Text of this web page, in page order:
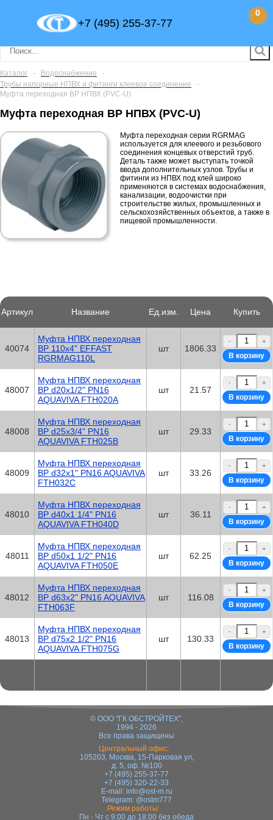
+7 (495) 255-37-77
0
Каталог - Водоснабжение
-
Трубы напорные НПВХ и фитинги клеевое соединение
-
Муфта переходная ВР НПВХ (PVC-U)
Муфта переходная ВР НПВХ (PVC-U)
Муфта переходная серии RGRMAG
используется для клеевого и резьбового
соединения концевых отверстий труб.
Деталь также может выступать точкой
ввода дополнительных узлов. Трубы и
фитинги из НПВХ под клей широко
применяются в системах водоснабжения,
канализации, водоочистки при
строительстве жилых, промышленных и
сельскохозяйственных объектов, а также в
пищевой промышленности.
Артикул Название Ед.изм. Цена Купить
40074
Муфта НПВХ переходная
ВР 110x4" EFFAST
RGRMAG110L
шт 1806.33
- +
48007
Муфта НПВХ переходная
ВР d20x1/2" PN16
AQUAVIVA FTH020A
шт 21.57
- +
48008
Муфта НПВХ переходная
ВР d25х3/4" PN16
AQUAVIVA FTH025B
шт 29.33
- +
48009
Муфта НПВХ переходная
ВР d32x1" PN16 AQUAVIVA
FTH032C
шт 33.26
- +
48010
Муфта НПВХ переходная
ВР d40x1 1/4" PN16
AQUAVIVA FTH040D
шт 36.11
- +
48011
Муфта НПВХ переходная
ВР d50x1 1/2" PN16
AQUAVIVA FTH050E
шт 62.25
- +
48012
Муфта НПВХ переходная
ВР d63x2" PN16 AQUAVIVA
FTH063F
шт 116.08
- +
48013
Муфта НПВХ переходная
ВР d75x2 1/2" PN16
AQUAVIVA FTH075G
шт 130.33
- +
© ООО "ГК ОБСТРОЙТЕХ",
1994 - 2026
Все права защищены
Центральный офис:
105203, Москва, 15-Парковая ул,
д. 5, оф. №100
+7 (495) 255-37-77
+7 (495) 320-22-33
E-mail: info@ost-m.ru
Telegram: @ostm777
Режим работы:
Пн - Чт с 9:00 до 18:00 без обеда